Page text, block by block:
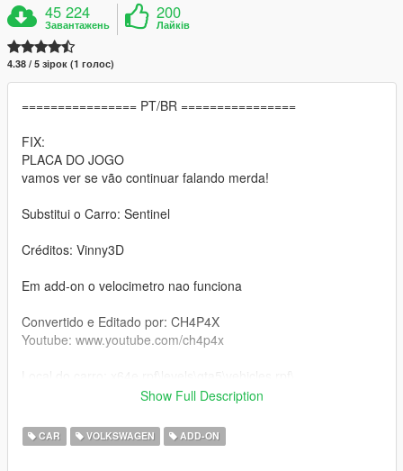
45 224
Завантажень
200
Лайків
4.38 / 5 зірок (1 голос)
================ PT/BR ================
FIX:
PLACA DO JOGO
vamos ver se vão continuar falando merda!
Substitui o Carro: Sentinel
Créditos: Vinny3D
Em add-on o velocimetro nao funciona
Convertido e Editado por: CH4P4X
Youtube: www.youtube.com/ch4p4x
DEIXAR OS CRÉDITOS NA DESCRIÇÃO OBRIGADO..
Show Full Description
CAR VOLKSWAGEN ADD-ON